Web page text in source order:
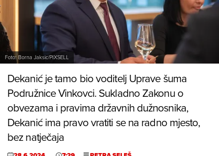
Foto: Borna Jaksic/PIXSELL
Dekanić je tamo bio voditelj Uprave šuma
Podružnice Vinkovci. Sukladno Zakonu o
obvezama i pravima državnih dužnosnika,
Dekanić ima pravo vratiti se na radno mjesto,
bez natječaja